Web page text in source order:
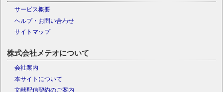
サービス概要
ヘルプ・お問い合わせ
サイトマップ
株式会社メテオについて
会社案内
本サイトについて
文献配信契約のご案内